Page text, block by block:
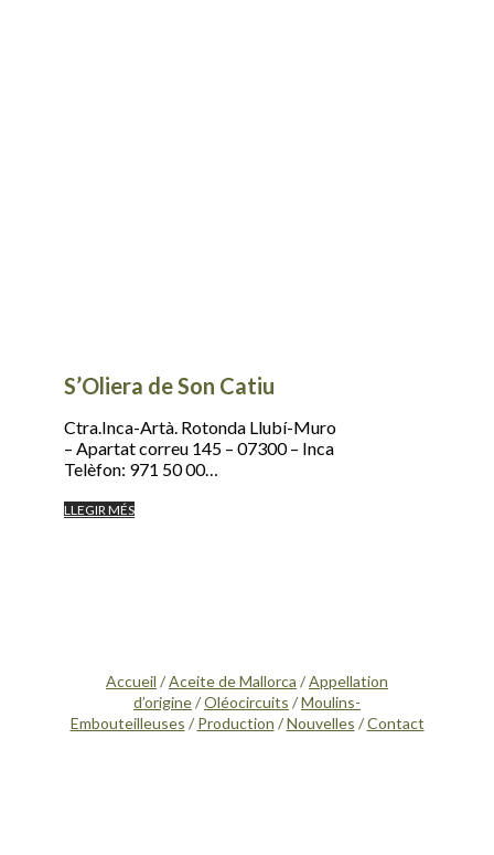
S’Oliera de Son Catiu
Ctra.Inca-Artà. Rotonda Llubí-Muro
– Apartat correu 145 – 07300 – Inca
Telèfon: 971 50 00…
LLEGIR MÉS
Accueil /Aceite de Mallorca /Appellation
d’origine/Oléocircuits /Moulins-
Embouteilleuses / Production /Nouvelles /Contact